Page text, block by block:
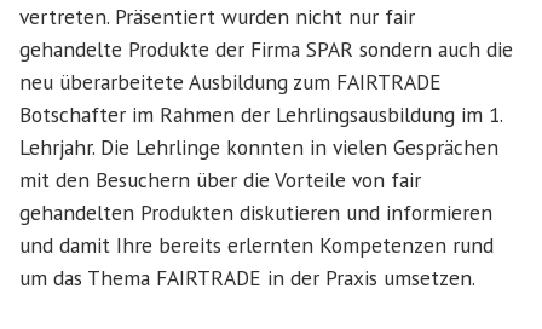
vertreten. Präsentiert wurden nicht nur fair
gehandelte Produkte der Firma SPAR sondern auch die
neu überarbeitete Ausbildung zum FAIRTRADE
Botschafter im Rahmen der Lehrlingsausbildung im 1.
Lehrjahr. Die Lehrlinge konnten in vielen Gesprächen
mit den Besuchern über die Vorteile von fair
gehandelten Produkten diskutieren und informieren
und damit Ihre bereits erlernten Kompetenzen rund
um das Thema FAIRTRADE in der Praxis umsetzen.